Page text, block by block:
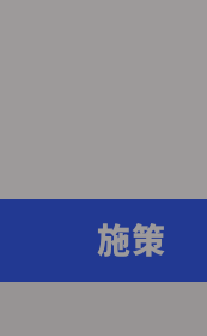
施策